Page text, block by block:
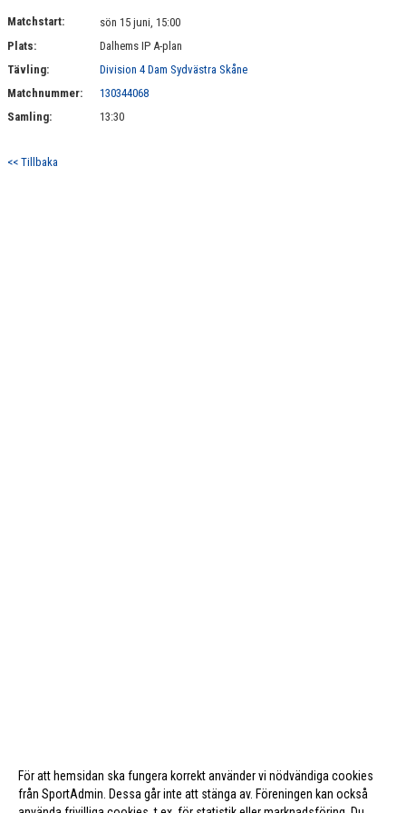
SPONSRING
STÖDMEDLEM - BLI VÅR BFF!
Matchstart:
sön 15 juni, 15:00
Plats:
Dalhems IP A-plan
Tävling:
Division 4 Dam Sydvästra Skåne
Matchnummer:
130344068
Samling:
13:30
<< Tillbaka
För att hemsidan ska fungera korrekt använder vi nödvändiga cookies
från SportAdmin. Dessa går inte att stänga av. Föreningen kan också